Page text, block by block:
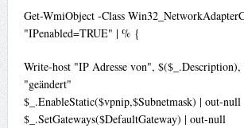
Get-WmiObject -Class
"IPenabled=TRUE" | % {
Write-host "IP Adresse von",
"geändert"
$_.EnableStatic($vpnip,$Subnetmask) | out-null
$_.SetGateways($DefaultGateway) | out-null